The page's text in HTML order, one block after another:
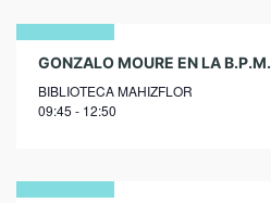
22
febrero
2018
GONZALO MOURE EN LA B.P.M.
BIBLIOTECA MAHIZFLOR
09:45 - 12:50